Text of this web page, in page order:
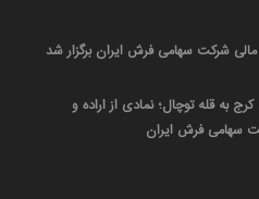
مالی شرکت سهامی فرش ایران برگزار شد
به قله توچال؛ نمادی از اراده و
سهامی فرش ایران